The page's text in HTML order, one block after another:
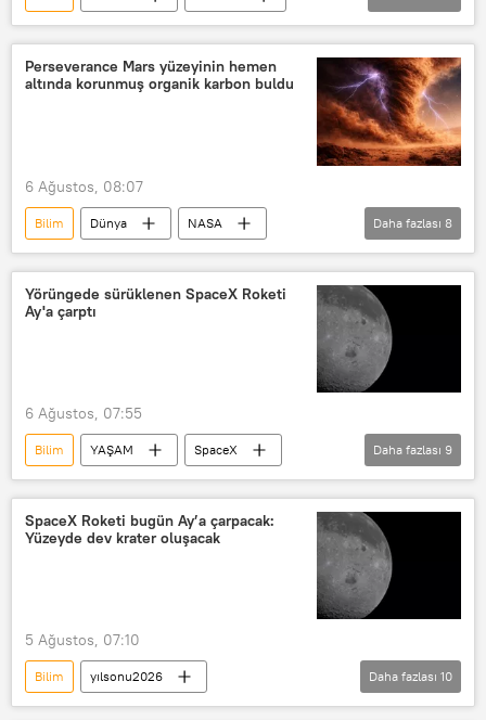
Araştırma
Perseverance Mars yüzeyinin hemen
altında korunmuş organik karbon buldu
6 Ağustos, 08:07
Bilim Dünya
NASA
Perseverance
Curiosity
Mars
YAŞAM
Bilim Haberleri
Daha fazlası 8
Yörüngede sürüklenen SpaceX Roketi
Ay'a çarptı
6 Ağustos, 07:55
Bilim YAŞAM
SpaceX
ESO
NASA
Çarşamba
Cape Canaveral
Falcon 9
Çarpışma
Haberler
Daha fazlası 9
SpaceX Roketi bugün Ay’a çarpacak:
Yüzeyde dev krater oluşacak
5 Ağustos, 07:10
Bilim
yılsonu2026
Bilim Haberleri
Bilim insanları
Daha fazlası 10